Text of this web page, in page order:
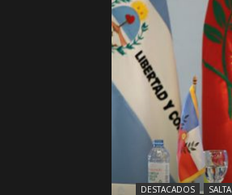
DESTACADOS SALTA